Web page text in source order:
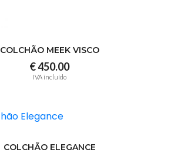
COLCHÃO MEEK VISCO
€ 450.00
IVA incluído
COLCHÃO ELEGANCE